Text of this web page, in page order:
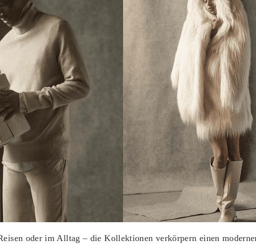
oder im Alltag – die Kollektionen verkörpern einen